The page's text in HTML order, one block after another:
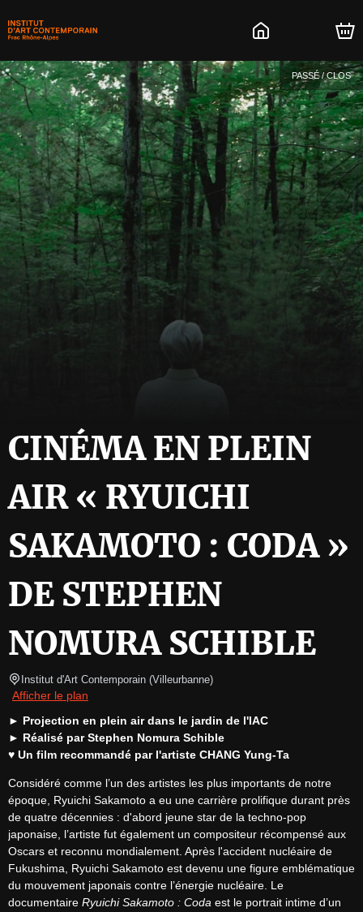
PASSÉ / CLOS
CINÉMA EN PLEIN
AIR « RYUICHI
SAKAMOTO : CODA »
DE STEPHEN
NOMURA SCHIBLE
Institut d'Art Contemporain (Villeurbanne)
Afficher le plan
► Projection en plein air dans le jardin de l'IAC
► Réalisé par Stephen Nomura Schible
♥ Un film recommandé par l'artiste CHANG Yung-Ta
Considéré comme l’un des artistes les plus importants de notre
époque, Ryuichi Sakamoto a eu une carrière prolifique durant près
de quatre décennies : d'abord jeune star de la techno-pop
japonaise, l’artiste fut également un compositeur récompensé aux
Oscars et reconnu mondialement. Après l'accident nucléaire de
Fukushima, Ryuichi Sakamoto est devenu une figure emblématique
du mouvement japonais contre l’énergie nucléaire. Le
documentaire Ryuichi Sakamoto : Coda est le portrait intime d’un